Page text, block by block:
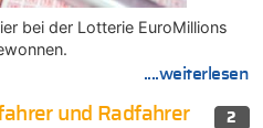
bei der Lotterie EuroMillions
....weiterlesen
2
und Radfahrer